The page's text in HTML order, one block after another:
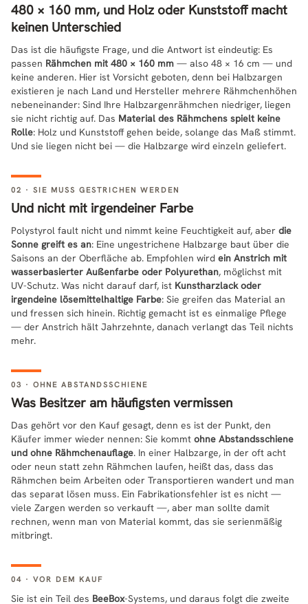
480 × 160 mm, und Holz oder Kunststoff macht
keinen Unterschied
Das ist die häufigste Frage, und die Antwort ist eindeutig: Es
passen Rähmchen mit 480 × 160 mm — also 48 × 16 cm — und
keine anderen. Hier ist Vorsicht geboten, denn bei Halbzargen
existieren je nach Land und Hersteller mehrere Rähmchenhöhen
nebeneinander: Sind Ihre Halbzargenrähmchen niedriger, liegen
sie nicht richtig auf. Das Material des Rähmchens spielt keine
Rolle: Holz und Kunststoff gehen beide, solange das Maß stimmt.
Und sie liegen nicht bei — die Halbzarge wird einzeln geliefert.
02 · SIE MUSS GESTRICHEN WERDEN
Und nicht mit irgendeiner Farbe
Polystyrol fault nicht und nimmt keine Feuchtigkeit auf, aber die
Sonne greift es an: Eine ungestrichene Halbzarge baut über die
Saisons an der Oberfläche ab. Empfohlen wird ein Anstrich mit
wasserbasierter Außenfarbe oder Polyurethan, möglichst mit
UV-Schutz. Was nicht darauf darf, ist Kunstharzlack oder
irgendeine lösemittelhaltige Farbe: Sie greifen das Material an
und fressen sich hinein. Richtig gemacht ist es einmalige Pflege
— der Anstrich hält Jahrzehnte, danach verlangt das Teil nichts
mehr.
03 · OHNE ABSTANDSSCHIENE
Was Besitzer am häufigsten vermissen
Das gehört vor den Kauf gesagt, denn es ist der Punkt, den
Käufer immer wieder nennen: Sie kommt ohne Abstandsschiene
und ohne Rähmchenauflage. In einer Halbzarge, in der oft acht
oder neun statt zehn Rähmchen laufen, heißt das, dass das
Rähmchen beim Arbeiten oder Transportieren wandert und man
das separat lösen muss. Ein Fabrikationsfehler ist es nicht —
viele Zargen werden so verkauft —, aber man sollte damit
rechnen, wenn man von Material kommt, das sie serienmäßig
mitbringt.
04 · VOR DEM KAUF
Sie ist ein Teil des BeeBox-Systems, und daraus folgt die zweite